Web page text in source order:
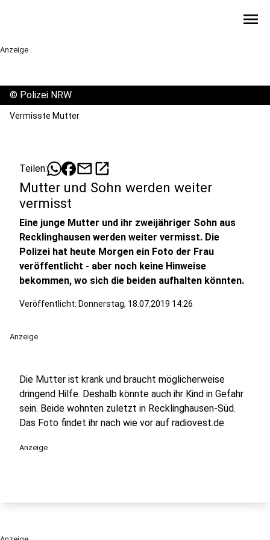
menu
Anzeige
© Polizei NRW
Vermisste Mutter
Teilen: mailopen_in_new
Mutter und Sohn werden weiter
vermisst
Eine junge Mutter und ihr zweijähriger Sohn aus
Recklinghausen werden weiter vermisst. Die
Polizei hat heute Morgen ein Foto der Frau
veröffentlicht - aber noch keine Hinweise
bekommen, wo sich die beiden aufhalten könnten.
Veröffentlicht: Donnerstag, 18.07.2019 14:26
Anzeige
Die Mutter ist krank und braucht möglicherweise
dringend Hilfe. Deshalb könnte auch ihr Kind in Gefahr
sein. Beide wohnten zuletzt in Recklinghausen-Süd.
Das Foto findet ihr nach wie vor auf radiovest.de
Anzeige